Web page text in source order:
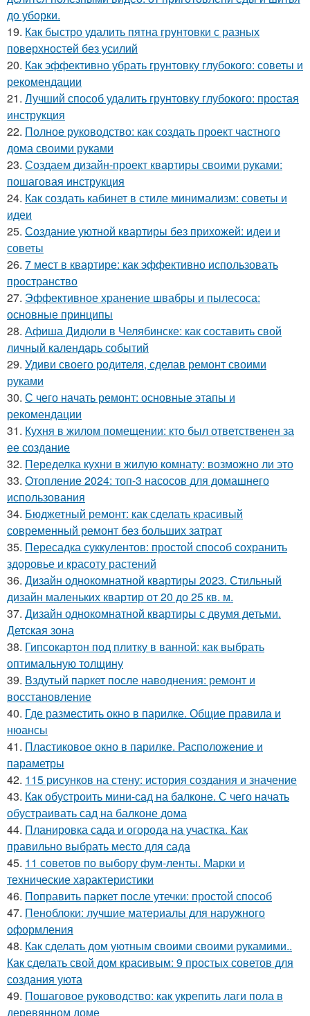
до уборки.
19. Как быстро удалить пятна грунтовки с разных
поверхностей без усилий
20. Как эффективно убрать грунтовку глубокого: советы и
рекомендации
21. Лучший способ удалить грунтовку глубокого: простая
инструкция
22. Полное руководство: как создать проект частного
дома своими руками
23. Создаем дизайн-проект квартиры своими руками:
пошаговая инструкция
24. Как создать кабинет в стиле минимализм: советы и
идеи
25. Создание уютной квартиры без прихожей: идеи и
советы
26. 7 мест в квартире: как эффективно использовать
пространство
27. Эффективное хранение швабры и пылесоса:
основные принципы
28. Афиша Дидюли в Челябинске: как составить свой
личный календарь событий
29. Удиви своего родителя, сделав ремонт своими
руками
30. С чего начать ремонт: основные этапы и
рекомендации
31. Кухня в жилом помещении: кто был ответственен за
ее создание
32. Переделка кухни в жилую комнату: возможно ли это
33. Отопление 2024: топ-3 насосов для домашнего
использования
34. Бюджетный ремонт: как сделать красивый
современный ремонт без больших затрат
35. Пересадка суккулентов: простой способ сохранить
здоровье и красоту растений
36. Дизайн однокомнатной квартиры 2023. Стильный
дизайн маленьких квартир от 20 до 25 кв. м.
37. Дизайн однокомнатной квартиры с двумя детьми.
Детская зона
38. Гипсокартон под плитку в ванной: как выбрать
оптимальную толщину
39. Вздутый паркет после наводнения: ремонт и
восстановление
40. Где разместить окно в парилке. Общие правила и
нюансы
41. Пластиковое окно в парилке. Расположение и
параметры
42. 115 рисунков на стену: история создания и значение
43. Как обустроить мини-сад на балконе. С чего начать
обустраивать сад на балконе дома
44. Планировка сада и огорода на участка. Как
правильно выбрать место для сада
45. 11 советов по выбору фум-ленты. Марки и
технические характеристики
46. Поправить паркет после утечки: простой способ
47. Пеноблоки: лучшие материалы для наружного
оформления
48. Как сделать дом уютным своими своими рукамими..
Как сделать свой дом красивым: 9 простых советов для
создания уюта
49. Пошаговое руководство: как укрепить лаги пола в
деревянном доме